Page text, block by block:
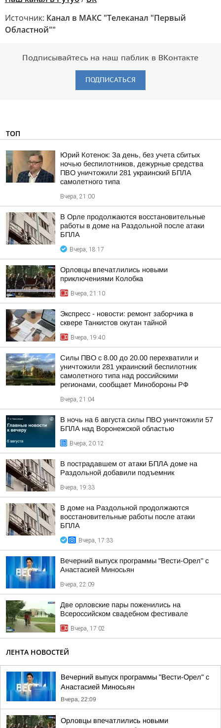
Источник: Канал в МАКС "Телеканал "Первый
Областной""
Подписывайтесь на наш паблик в ВКонтакте
ПОДПИСАТЬСЯ
ТОП
Юрий Котенок: За день, без учета сбитых
ночью беспилотников, дежурные средства
ПВО уничтожили 281 украинский БПЛА
самолетного типа
Вчера, 21:00
В Орле продолжаются восстановительные
работы в доме на Раздольной после атаки
БПЛА
Вчера, 18:17
Орловцы впечатлились новыми
приключениями Колобка
Вчера, 21:10
Экспресс - новости: ремонт заборчика в
сквере Танкистов окутан тайной
Вчера, 19:40
Силы ПВО с 8.00 до 20.00 перехватили и
уничтожили 281 украинский беспилотник
самолетного типа над российскими
регионами, сообщает Минобороны РФ
Вчера, 21:04
В ночь на 6 августа силы ПВО уничтожили 57
БПЛА над Воронежской областью
Вчера, 20:12
В пострадавшем от атаки БПЛА доме на
Раздольной добавили подъемник
Вчера, 19:33
В доме на Раздольной продолжаются
восстановительные работы после атаки
БПЛА
Вчера, 17:33
Вечерний выпуск программы "Вести-Орел" с
Анастасией Миносьян
Вчера, 22:09
Две орловские пары поженились на
Всероссийском свадебном фестивале
Вчера, 17:02
ЛЕНТА НОВОСТЕЙ
Вечерний выпуск программы "Вести-Орел" с
Анастасией Миносьян
Вчера, 22:09
Орловцы впечатлились новыми